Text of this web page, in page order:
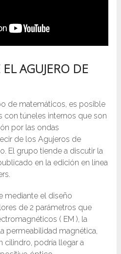
AGUJERO DE
de matemáticos, es posible
con túneles internos que son
por las ondas
de los Agujeros de
El grupo tiende a discutir la
en la edición en línea
mediante el diseño
de 2 parámetros que
( EM ), la
permeabilidad magnética,
cilindro, podría llegar a